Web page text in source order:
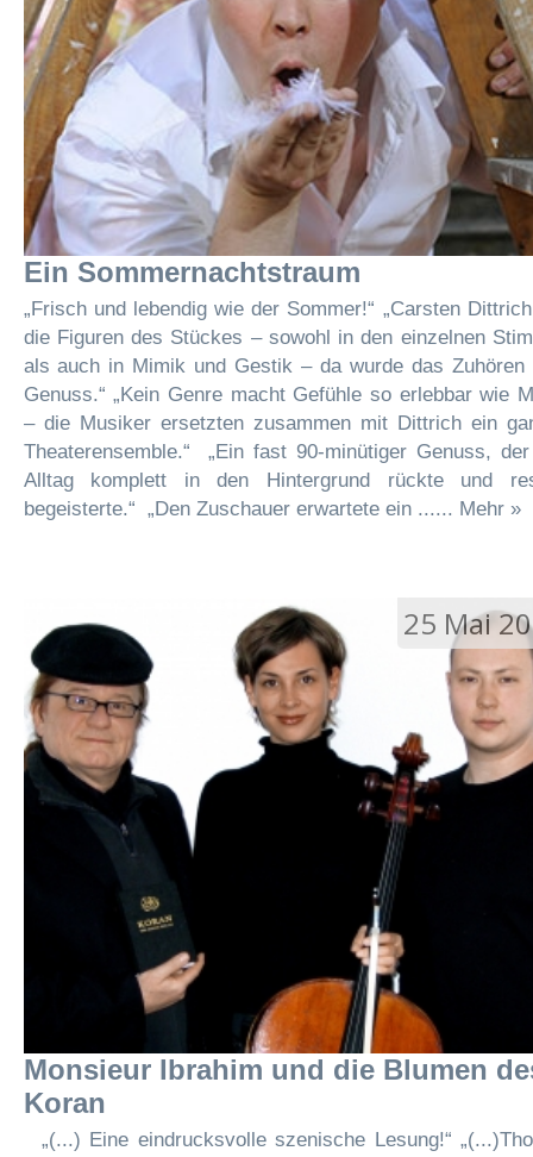
Ein Sommernachtstraum
„Frisch und lebendig wie der Sommer!“ „Carsten
die Figuren des Stückes – sowohl in den einzelnen
als auch in Mimik und Gestik – da wurde das Zuhören
Genuss.“ „Kein Genre macht Gefühle so erlebbar wie
– die Musiker ersetzten zusammen mit Dittrich ein
Theaterensemble.“ „Ein fast 90-minütiger Genuss,
Alltag komplett in den Hintergrund rückte und
begeisterte.“ „Den Zuschauer erwartete ein ...... Mehr »
25 Mai
Monsieur Ibrahim und die Blumen
Koran
„(...) Eine eindrucksvolle szenische Lesung!“